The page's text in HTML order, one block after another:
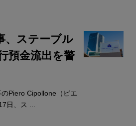
、ステーブル
預金流出を警
Piero Cipollone（ピエ
日、ス ...